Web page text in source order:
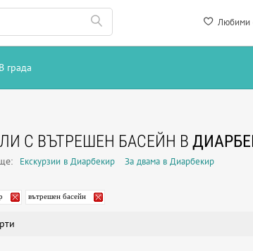
Любими
В града
С ВЪТРЕШЕН БАСЕЙН В
Екскурзии в Диарбекир За двама в Диарбекир
вътрешен басейн